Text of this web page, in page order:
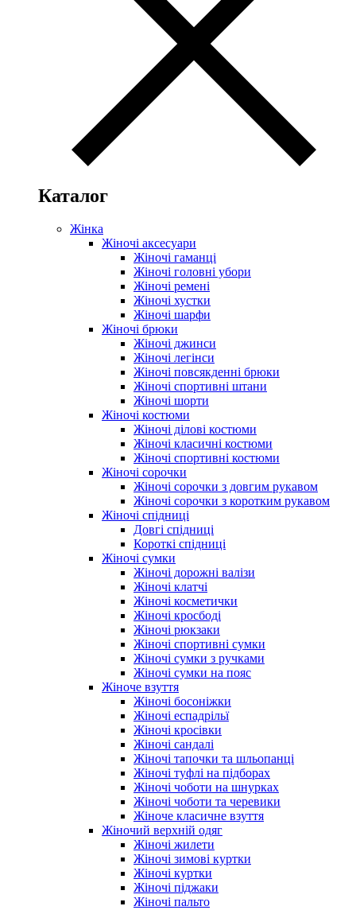
Каталог
Жінка
Жіночі аксесуари
Жіночі гаманці
Жіночі головні убори
Жіночі ремені
Жіночі хустки
Жіночі шарфи
Жіночі брюки
Жіночі джинси
Жіночі легінси
Жіночі повсякденні брюки
Жіночі спортивні штани
Жіночі шорти
Жіночі костюми
Жіночі ділові костюми
Жіночі класичні костюми
Жіночі спортивні костюми
Жіночі сорочки
Жіночі сорочки з довгим рукавом
Жіночі сорочки з коротким рукавом
Жіночі спідниці
Довгі спідниці
Короткі спідниці
Жіночі сумки
Жіночі дорожні валізи
Жіночі клатчі
Жіночі косметички
Жіночі кросбоді
Жіночі рюкзаки
Жіночі спортивні сумки
Жіночі сумки з ручками
Жіночі сумки на пояс
Жіноче взуття
Жіночі босоніжки
Жіночі еспадрільї
Жіночі кросівки
Жіночі сандалі
Жіночі тапочки та шльопанці
Жіночі туфлі на підборах
Жіночі чоботи на шнурках
Жіночі чоботи та черевики
Жіноче класичне взуття
Жіночий верхній одяг
Жіночі жилети
Жіночі зимові куртки
Жіночі куртки
Жіночі піджаки
Жіночі пальто